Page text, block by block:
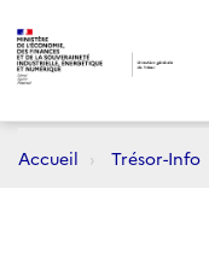
Accueil Trésor-Info